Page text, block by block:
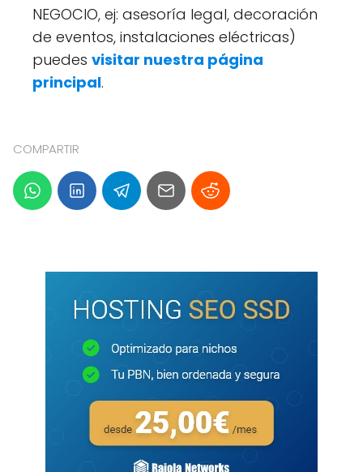
NEGOCIO, ej: asesoría legal, decoración
de eventos, instalaciones eléctricas)
puedes visitar nuestra página
principal.
COMPARTIR